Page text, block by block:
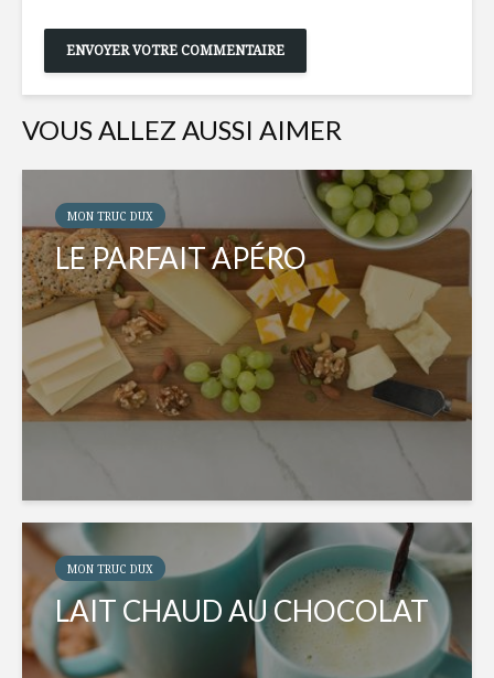
VOUS ALLEZ AUSSI AIMER
MON TRUC DUX
LE PARFAIT APÉRO
MON TRUC DUX
LAIT CHAUD AU CHOCOLAT